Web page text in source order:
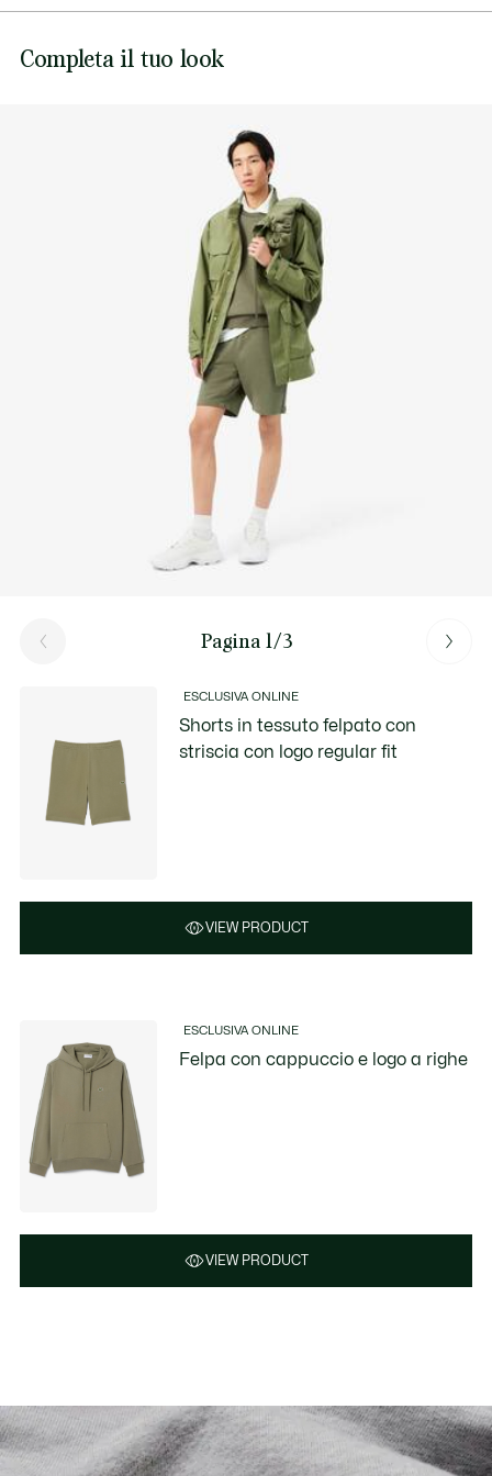
Banda con marchio Lacoste
NON CANDEGGIARE
NON ASCIUGARE A SECCO
NON LAVARE A SECCO
ASCIUGARE STESO
processo di produzione. Trasparenza della catena del
Completa il tuo look
Pagina 1/3
ESCLUSIVA ONLINE
Shorts in tessuto felpato con
striscia con logo regular fit
VIEW PRODUCT
ESCLUSIVA ONLINE
Felpa con cappuccio e logo a righe
VIEW PRODUCT